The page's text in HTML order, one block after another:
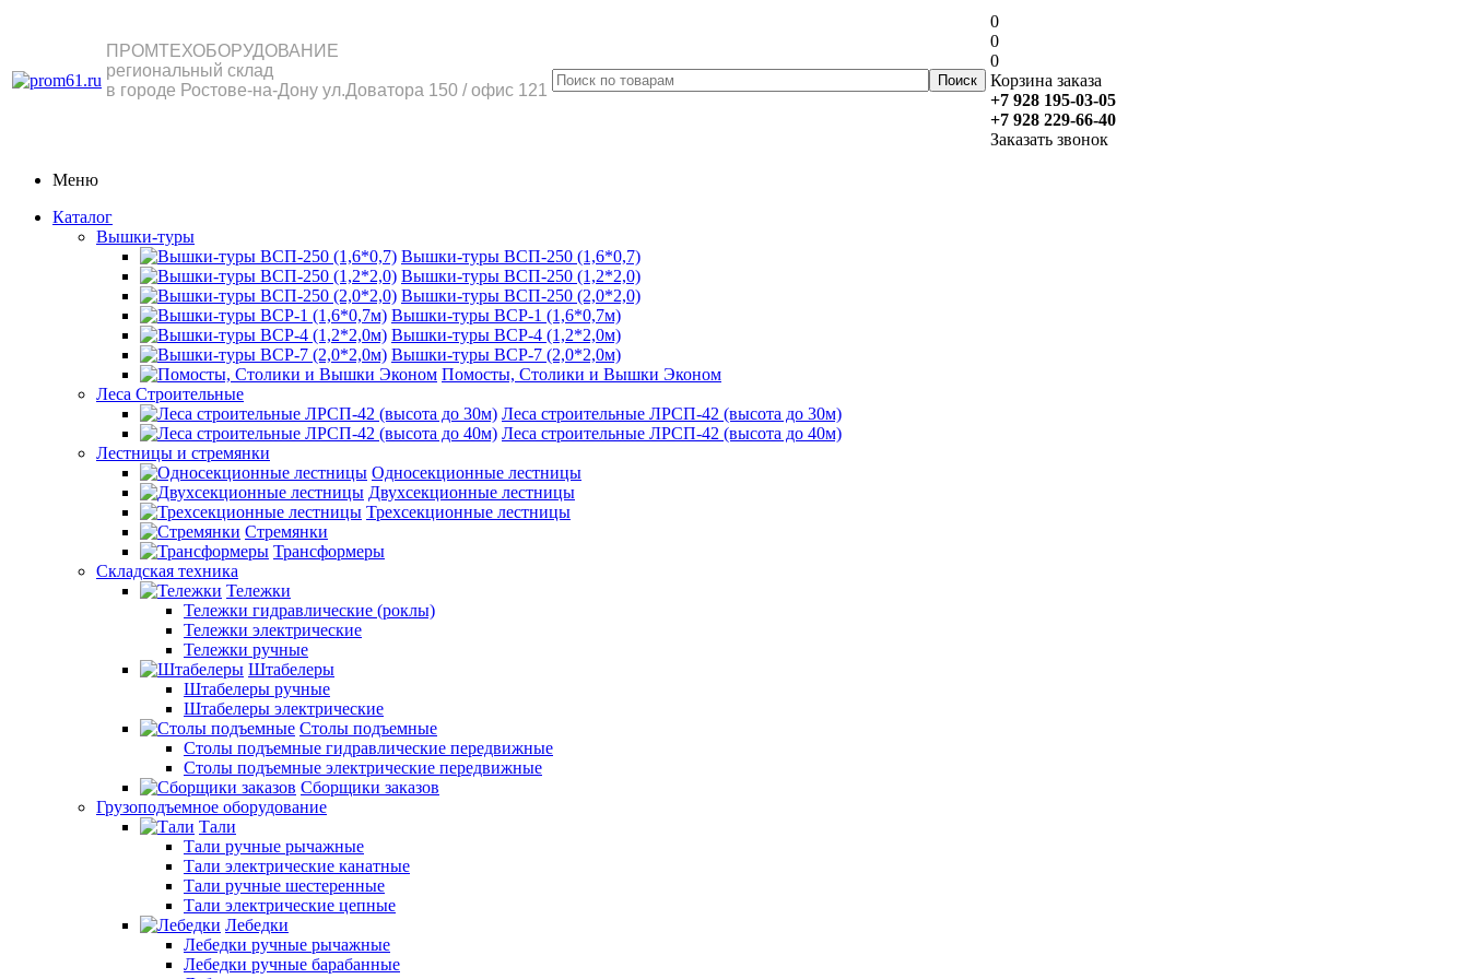
ПРОМТЕХОБОРУДОВАНИЕ
региональный склад
в городе Ростове-на-Дону ул.Доватора 150 / офис 121
0
0
0
Корзина заказа
+7 928 195-03-05
+7 928 229-66-40
Заказать звонок
Меню
Каталог
Вышки-туры
Вышки-туры ВСП-250 (1,6*0,7)
Вышки-туры ВСП-250 (1,2*2,0)
Вышки-туры ВСП-250 (2,0*2,0)
Вышки-туры ВСР-1 (1,6*0,7м)
Вышки-туры ВСР-4 (1,2*2,0м)
Вышки-туры ВСР-7 (2,0*2,0м)
Помосты, Столики и Вышки Эконом
Леса Строительные
Леса строительные ЛРСП-42 (высота до 30м)
Леса строительные ЛРСП-42 (высота до 40м)
Лестницы и стремянки
Односекционные лестницы
Двухсекционные лестницы
Трехсекционные лестницы
Стремянки
Трансформеры
Складская техника
Тележки
Тележки гидравлические (роклы)
Тележки электрические
Тележки ручные
Штабелеры
Штабелеры ручные
Штабелеры электрические
Столы подъемные
Столы подъемные гидравлические передвижные
Столы подъемные электрические передвижные
Сборщики заказов
Грузоподъемное оборудование
Тали
Тали ручные рычажные
Тали электрические канатные
Тали ручные шестеренные
Тали электрические цепные
Лебедки
Лебедки ручные рычажные
Лебедки ручные барабанные